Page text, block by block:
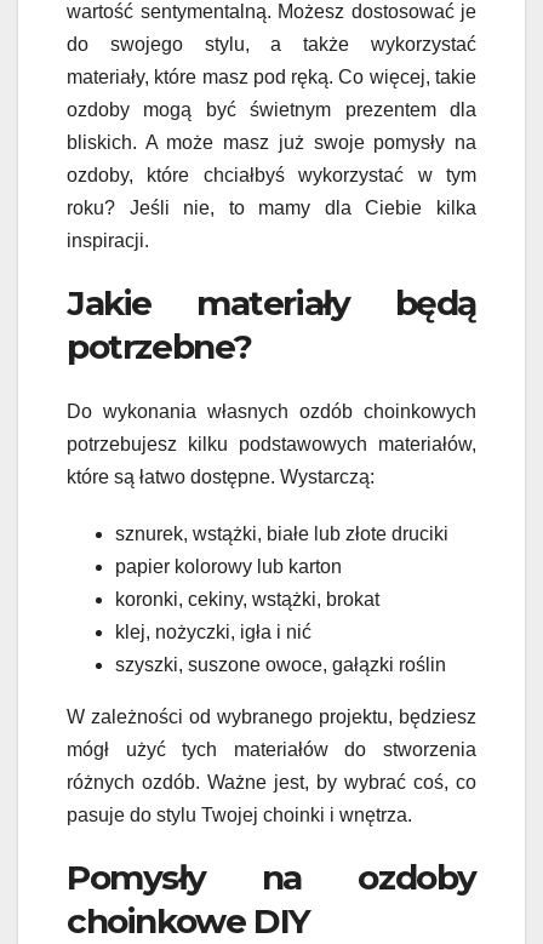
wartość sentymentalną. Możesz dostosować je
do swojego stylu, a także wykorzystać
materiały, które masz pod ręką. Co więcej, takie
ozdoby mogą być świetnym prezentem dla
bliskich. A może masz już swoje pomysły na
ozdoby, które chciałbyś wykorzystać w tym
roku? Jeśli nie, to mamy dla Ciebie kilka
inspiracji.
Jakie materiały będą
potrzebne?
Do wykonania własnych ozdób choinkowych
potrzebujesz kilku podstawowych materiałów,
które są łatwo dostępne. Wystarczą:
sznurek, wstążki, białe lub złote druciki
papier kolorowy lub karton
koronki, cekiny, wstążki, brokat
klej, nożyczki, igła i nić
szyszki, suszone owoce, gałązki roślin
W zależności od wybranego projektu, będziesz
mógł użyć tych materiałów do stworzenia
różnych ozdób. Ważne jest, by wybrać coś, co
pasuje do stylu Twojej choinki i wnętrza.
Pomysły na ozdoby
choinkowe DIY